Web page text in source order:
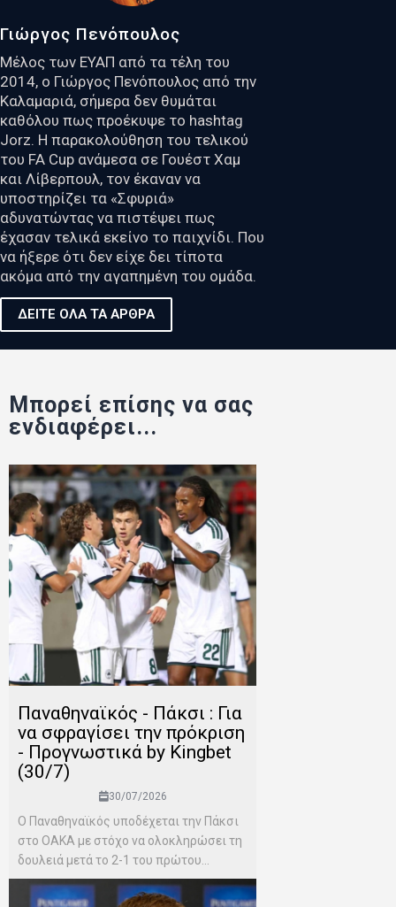
Γιώργος Πενόπουλος
Μέλος των ΕΥΑΠ από τα τέλη του
2014, ο Γιώργος Πενόπουλος από την
Καλαμαριά, σήμερα δεν θυμάται
καθόλου πως προέκυψε το hashtag
Jorz. Η παρακολούθηση του τελικού
του FA Cup ανάμεσα σε Γουέστ Χαμ
και Λίβερπουλ, τον έκαναν να
υποστηρίζει τα «Σφυριά»
αδυνατώντας να πιστέψει πως
έχασαν τελικά εκείνο το παιχνίδι. Που
να ήξερε ότι δεν είχε δει τίποτα
ακόμα από την αγαπημένη του ομάδα.
ΔΕΙΤΕ ΟΛΑ ΤΑ ΑΡΘΡΑ
Μπορεί επίσης να σας
ενδιαφέρει...
Παναθηναϊκός - Πάκσι : Για
να σφραγίσει την πρόκριση
- Προγνωστικά by Kingbet
(30/7)
30/07/2026
Ο Παναθηναϊκός υποδέχεται την Πάκσι
στο ΟΑΚΑ με στόχο να ολοκληρώσει τη
δουλειά μετά το 2-1 του πρώτου...